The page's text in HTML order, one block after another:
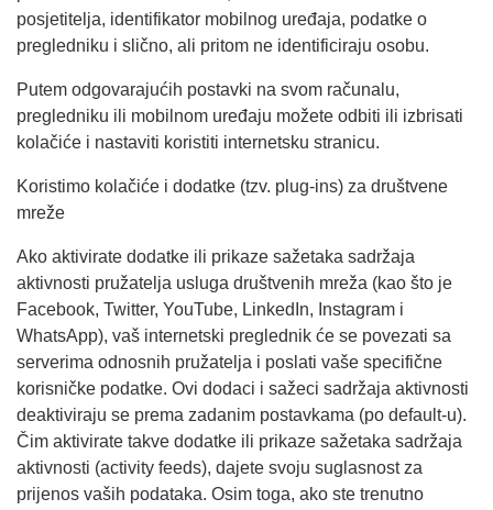
posjetitelja, identifikator mobilnog uređaja, podatke o
pregledniku i slično, ali pritom ne identificiraju osobu.
Putem odgovarajućih postavki na svom računalu,
pregledniku ili mobilnom uređaju možete odbiti ili izbrisati
kolačiće i nastaviti koristiti internetsku stranicu.
Koristimo kolačiće i dodatke (tzv. plug-ins) za društvene
mreže
Ako aktivirate dodatke ili prikaze sažetaka sadržaja
aktivnosti pružatelja usluga društvenih mreža (kao što je
Facebook, Twitter, YouTube, LinkedIn, Instagram i
WhatsApp), vaš internetski preglednik će se povezati sa
serverima odnosnih pružatelja i poslati vaše specifične
korisničke podatke. Ovi dodaci i sažeci sadržaja aktivnosti
deaktiviraju se prema zadanim postavkama (po default-u).
Čim aktivirate takve dodatke ili prikaze sažetaka sadržaja
aktivnosti (activity feeds), dajete svoju suglasnost za
prijenos vaših podataka. Osim toga, ako ste trenutno